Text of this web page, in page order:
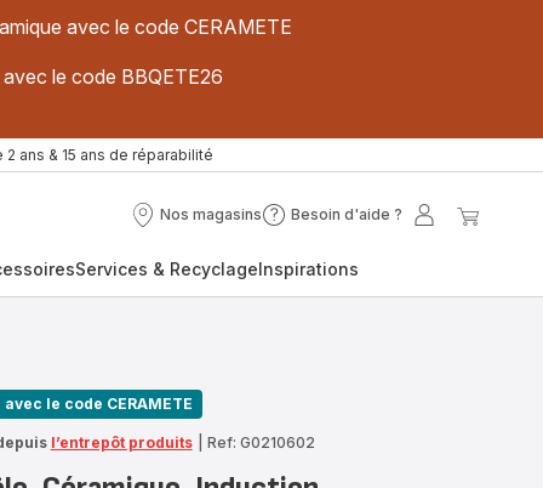
avec le code CERAMETE
le code BBQETE26
2 ans & 15 ans de réparabilité
Nos magasins
Nos
Besoin d'aide ?
Besoin
?
Mon
Services & RecyclageInspirations
le code CERAMETE
l’entrepôt produits Ref: G0210602